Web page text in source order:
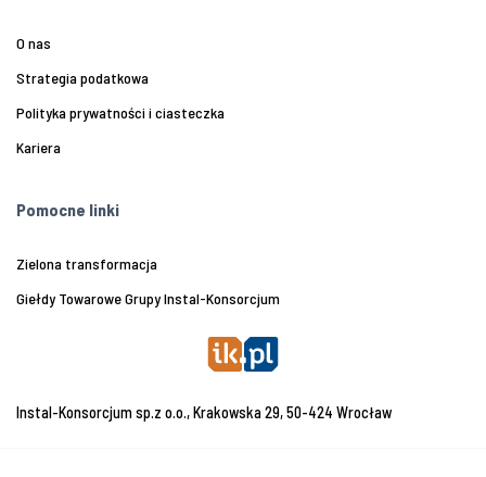
O nas
Strategia podatkowa
Polityka prywatności i ciasteczka
Kariera
Pomocne linki
Zielona transformacja
Giełdy Towarowe Grupy Instal-Konsorcjum
Instal-Konsorcjum sp.z o.o., Krakowska 29, 50-424 Wrocław